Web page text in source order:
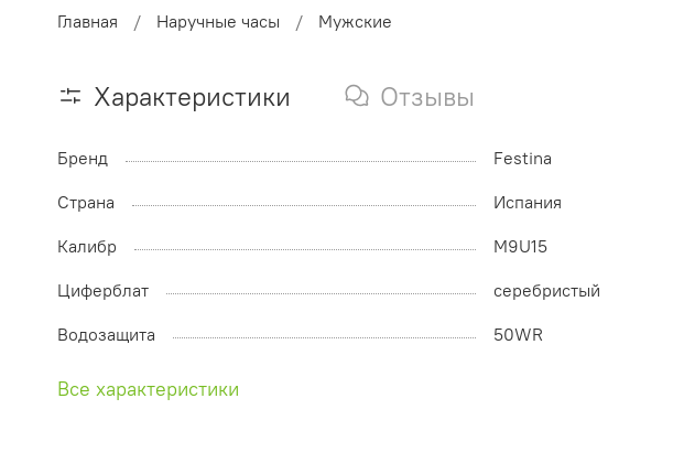
Главная Наручные часы Мужские
Характеристики Отзывы
Бренд Festina
Страна
Испания
Калибр
M9U15
Циферблат
серебристый
Водозащита
50WR
Все характеристики